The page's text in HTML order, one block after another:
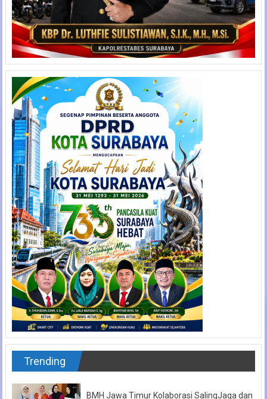
Trending
BMH Jawa Timur Kolaborasi SalingJaga dan